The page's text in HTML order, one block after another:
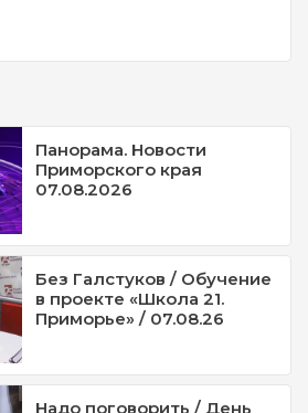
Панорама. Новости
Приморского края
07.08.2026
Без Галстуков / Обучение
в проекте «Школа 21.
Приморье» / 07.08.26
Надо поговорить / День